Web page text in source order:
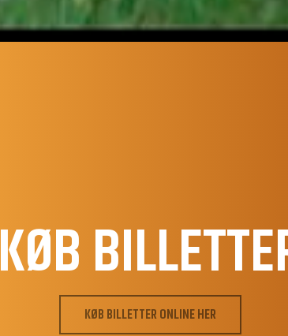
KØB
KØB BILLETTER ONLINE HER